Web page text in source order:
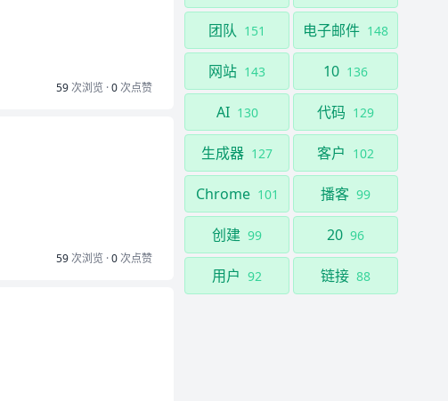
59次浏览 ·0次点赞
59次浏览 ·0次点赞
团队 151 电子邮件 148
网站 143 10 136
AI 130 代码 129
生成器 127 客户 102
Chrome 101 播客 99
创建 99 20 96
用户 92 链接 88